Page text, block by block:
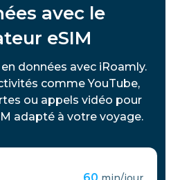
avec le
eSIM
données avec iRoamly.
comme YouTube,
ou appels vidéo pour
adapté à votre voyage.